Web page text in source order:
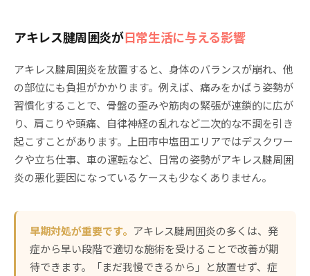
アキレス腱周囲炎が日常生活に与える影響
アキレス腱周囲炎を放置すると、身体のバランスが崩れ、他
の部位にも負担がかかります。例えば、痛みをかばう姿勢が
習慣化することで、骨盤の歪みや筋肉の緊張が連鎖的に広が
り、肩こりや頭痛、自律神経の乱れなど二次的な不調を引き
起こすことがあります。上田市中塩田エリアではデスクワー
クや立ち仕事、車の運転など、日常の姿勢がアキレス腱周囲
炎の悪化要因になっているケースも少なくありません。
早期対処が重要です。 アキレス腱周囲炎の多くは、発
症から早い段階で適切な施術を受けることで改善が期
待できます。「まだ我慢できるから」と放置せず、症